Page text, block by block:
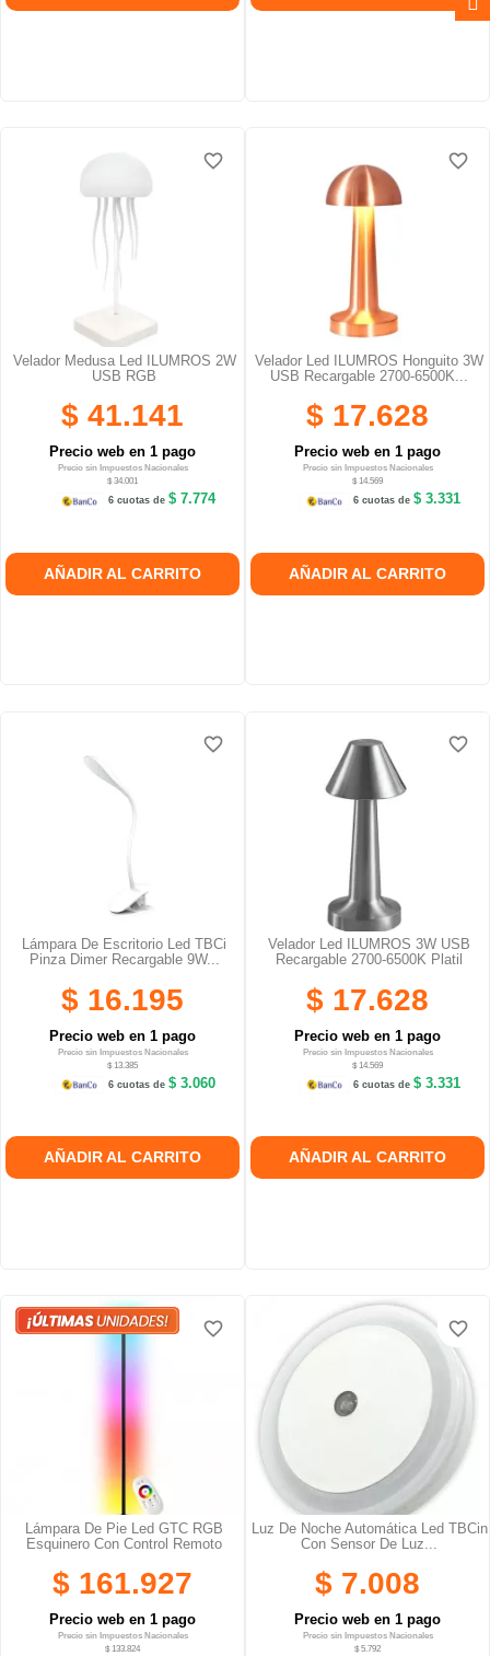
Velador Medusa Led ILUMROS 2W
USB RGB
$ 41.141
Precio web en 1 pago
Precio sin Impuestos Nacionales
$ 34.001
6 cuotas de $ 7.774
AÑADIR AL CARRITO
favorite_border
favorite_border
favorite_border
Velador Led ILUMROS Honguito 3W
USB Recargable 2700-6500K...
$ 17.628
Precio web en 1 pago
Precio sin Impuestos Nacionales
$ 14.569
6 cuotas de $ 3.331
AÑADIR AL CARRITO
favorite_border
favorite_border
favorite_border
Lámpara De Escritorio Led TBCi
Pinza Dimer Recargable 9W...
$ 16.195
Precio web en 1 pago
Precio sin Impuestos Nacionales
$ 13.385
6 cuotas de $ 3.060
AÑADIR AL CARRITO
favorite_border
favorite_border
favorite_border
Velador Led ILUMROS 3W USB
Recargable 2700-6500K Platil
$ 17.628
Precio web en 1 pago
Precio sin Impuestos Nacionales
$ 14.569
6 cuotas de $ 3.331
AÑADIR AL CARRITO
favorite_border
favorite_border
favorite_border
Lámpara De Pie Led GTC RGB
Esquinero Con Control Remoto
$ 161.927
Precio web en 1 pago
Precio sin Impuestos Nacionales
$ 133.824
favorite_border
favorite_border
favorite_border
Luz De Noche Automática Led TBCin
Con Sensor De Luz...
$ 7.008
Precio web en 1 pago
Precio sin Impuestos Nacionales
$ 5.792
favorite_border
favorite_border
favorite_border